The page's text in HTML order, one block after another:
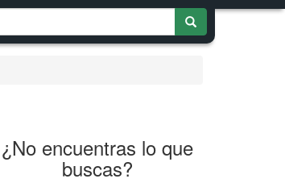
¿No encuentras lo que
buscas?